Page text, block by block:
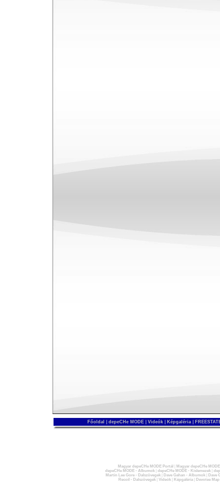
Főoldal depeCHe MODE Videók Képgaléria
Magyar depeCHe MODE Portál
Magyar depeCHe
depeCHe MODE - Albumok| depeCHe MODE - Kislemezek|
Martin Lee Gore - Dalszövegek| Dave Gahan - Albumok|
Dave
Recoil - Dalszövegek| Videók| Képgaléria| Devotee Map